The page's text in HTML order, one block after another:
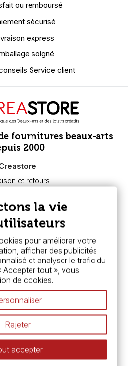
ou remboursé
sécurisé
express
soigné
Service client
fournitures beaux-arts
2000
Creastore
et retours
sécurisé
FAQ
à Angers
Services
& avantages
bon cadeaux
de commande
- mode d'emploi
en cours
conseils
tubes ou en godets ?
de l’aquarelle
peinture Fine et Extra-fine
peinture à l'huile et acrylique
la vie
pour améliorer votre
afficher des publicités
et analyser le trafic du
Accepter tout », vous
de cookies.
Rejeter
accepter